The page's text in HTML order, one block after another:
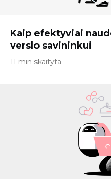
Kaip efektyviai
verslo savininkui
11 min skaityta